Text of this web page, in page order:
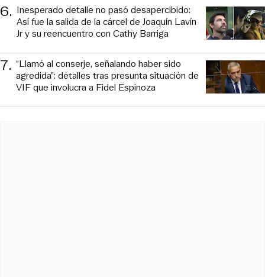
6. Inesperado detalle no pasó desapercibido:
Así fue la salida de la cárcel de Joaquín Lavín
Jr y su reencuentro con Cathy Barriga
7. “Llamó al conserje, señalando haber sido
agredida”: detalles tras presunta situación de
VIF que involucra a Fidel Espinoza